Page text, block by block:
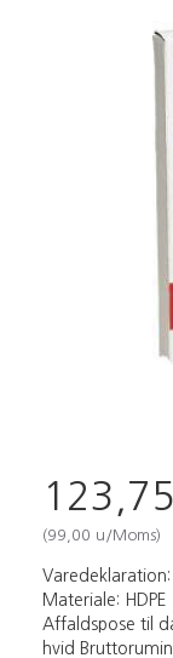
123,75
(99,00 u/Moms)
Materiale:
Affaldspose til
hvid